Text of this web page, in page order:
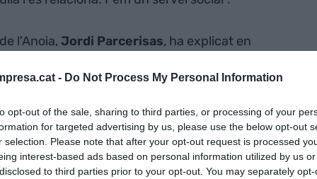
- Do Not Process My Personal Information
opt-out of the sale, sharing to third parties, or processing of your
for targeted advertising by us, please use the below opt-out
selection. Please note that after your opt-out request is processed
interest-based ads based on personal information utilized by us
to third parties prior to your opt-out. You may separately
l'Anoia, Jordi Parcerisas, ha explicat en
Una situació, diu, que està "en sintonia
en proliferin de nous", lamenta. L'estudi posa
ha perdut gairebé un centenar de comerços